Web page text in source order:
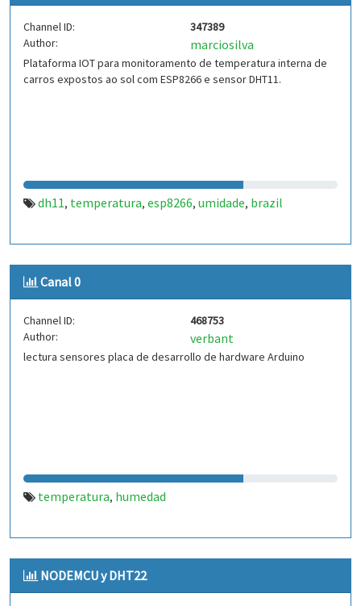
Channel ID:
347389
Author:
marciosilva
Plataforma IOT para monitoramento de temperatura interna de
carros expostos ao sol com ESP8266 e sensor DHT11.
dh11, temperatura, esp8266, umidade, brazil
Canal 0
Channel ID:
468753
Author:
verbant
lectura sensores placa de desarrollo de hardware Arduino
temperatura, humedad
NODEMCU y DHT22